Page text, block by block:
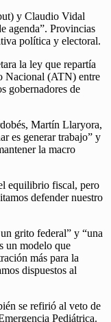
y Claudio Vidal
agenda”. Provincias
política y electoral.
la ley que repartía
Nacional (ATN) entre
gobernadores de
Martín Llaryora,
es generar trabajo” y
la macro
equilibrio fiscal, pero
defender nuestro
grito federal” y “una
un modelo que
más para la
dispuestos al
se refirió al veto de
Pediátrica.